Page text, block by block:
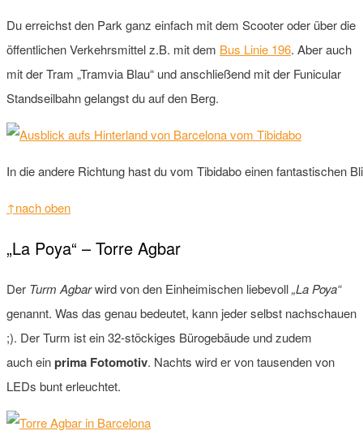
Du erreichst den Park ganz einfach mit dem Scooter oder über die
öffentlichen Verkehrsmittel z.B. mit dem Bus Linie 196. Aber auch
mit der Tram „Tramvia Blau“ und anschließend mit der Funicular
Standseilbahn gelangst du auf den Berg.
In die andere Richtung hast du vom Tibidabo einen fantastischen
↑nach oben
„La Poya“ – Torre Agbar
Der Turm Agbarwird von den Einheimischen liebevoll„La Poya“
genannt. Was das genau bedeutet, kann jeder selbst nachschauen
;). Der Turm ist ein 32-stöckiges Bürogebäude und zudem
auch einprima Fotomotiv. Nachts wird er von tausenden von
LEDs bunt erleuchtet.